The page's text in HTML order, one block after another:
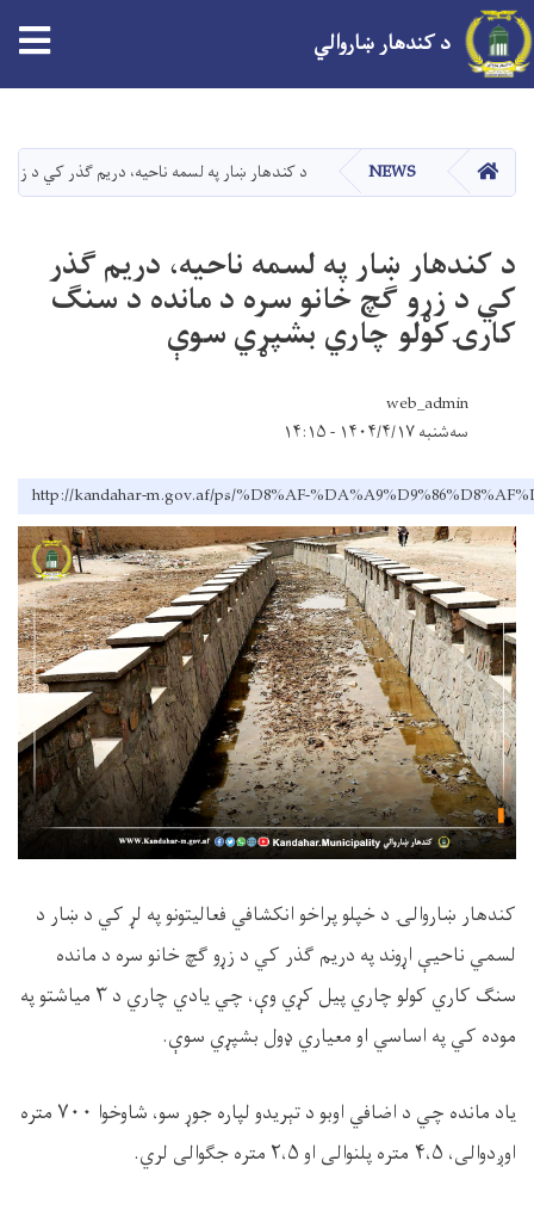
دانګل
د کندهار ښاروالي
کور NEWS د کندهار ښار په لسمه ناحيه، دريم ګذر کي د
د کندهار ښار په لسمه ناحيه، دريم ګذر
کي د زړو ګچ خانو سره د مانده د سنګ
کارۍکولو چاري بشپړي سوې
web_admin
سه‌شنبه ۱۴۰۴/۴/۱۷ - ۱۴:۱۵
http://kandahar-m.gov.af/ps/%D8%AF-
کندهار ښاروالۍ د خپلو پراخو انکشافي فعاليتونو په لړ کي د ښار د
لسمي ناحیې اړوند په دریم ګذر کي د زړو ګچ خانو سره د مانده
سنګ کاري کولو چاري پیل کړي وې، چي یادي چاري د ۳ میاشتو په
موده کي په اساسي او معیاري ډول بشپړي سوې.
یاد مانده چي د اضافي اوبو د تېریدو لپاره جوړ سو، شاوخوا ۷۰۰ متره
اوږدوالی، ۴،۵ متره پلنوالی او ۲،۵ متره جګوالی لري.